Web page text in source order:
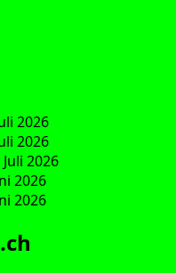
2026
2026
Juli 2026
2026
2026